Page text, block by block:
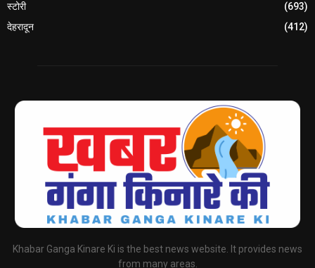
स्टोरी
(693)
देहरादून
(412)
Khabar Ganga Kinare Ki is the best news website. It provides news
from many areas.